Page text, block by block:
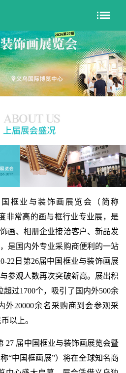
框业与装饰画展览会（简称
非常高的画与框行业专业展，是
画、相册企业接洽客户、新品发
是国内外专业采购商便利的一站
22日第26届中国框业与装饰画展
参观人数再次突破新高。展出积
超过1700个，吸引了国内外500余
外20000余名采购商到会参观采
以上。
27 届中国框业与装饰画展览会暨
“中国框画展”）将在全球知名商